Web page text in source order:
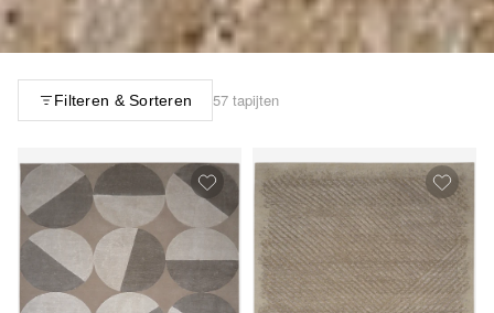
Filteren & Sorteren 57 tapijten